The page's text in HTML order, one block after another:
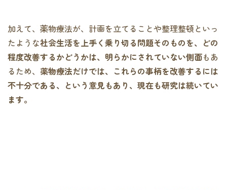
加えて、薬物療法が、計画を立てることや整理整頓といっ
たような社会生活を上手く乗り切る問題そのものを、 どの
程度改善するかどうかは、 明らかにされていない側面もあ
るため、 薬物療法だけでは、これらの事柄を改善するには
不十分である、 という意見もあり、現在も研究は続いてい
ます。